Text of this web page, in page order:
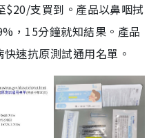
$20/支買到。產品以鼻咽拭
，15分鐘就知結果。產品
速抗原測試通用名單。